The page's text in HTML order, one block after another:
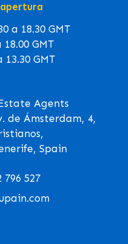
a 18.30 GMT
GMT
13.30 GMT
Agents
de Ámsterdam, 4,
Spain
796 527